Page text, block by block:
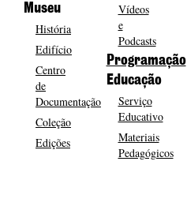
Museu
História
Edifício
Centro
de
Documentação
Coleção
Edições
Vídeos
e
Podcasts
Programação
Educação
Serviço
Educativo
Materiais
Pedagógicos